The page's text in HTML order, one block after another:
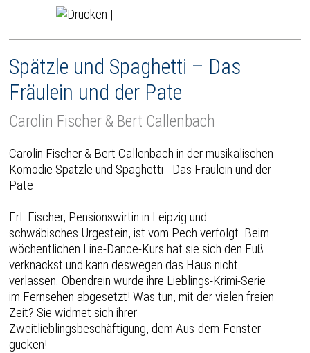
|
Spätzle und Spaghetti – Das
Fräulein und der Pate
Carolin Fischer & Bert Callenbach
Carolin Fischer & Bert Callenbach in der musikalischen
Komödie Spätzle und Spaghetti - Das Fräulein und der
Pate
Frl. Fischer, Pensionswirtin in Leipzig und
schwäbisches Urgestein, ist vom Pech verfolgt. Beim
wöchentlichen Line-Dance-Kurs hat sie sich den Fuß
verknackst und kann deswegen das Haus nicht
verlassen. Obendrein wurde ihre Lieblings-Krimi-Serie
im Fernsehen abgesetzt! Was tun, mit der vielen freien
Zeit? Sie widmet sich ihrer
Zweitlieblingsbeschäftigung, dem Aus-dem-Fenster-
gucken!